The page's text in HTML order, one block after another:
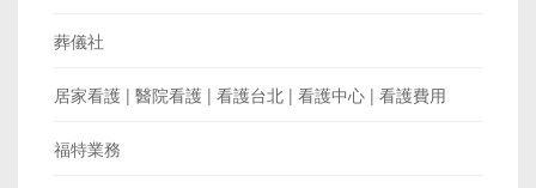
葬儀社
居家看護 | 醫院看護 | 看護台北 | 看護中心 | 看護費用
福特業務